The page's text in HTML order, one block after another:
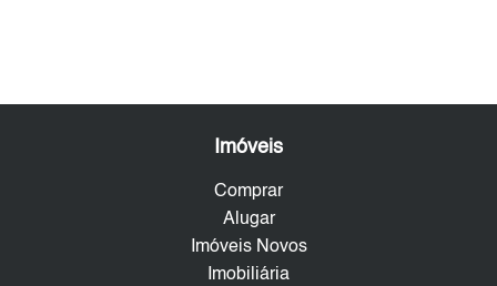
Imóveis
Comprar
Alugar
Imóveis Novos
Imobiliária